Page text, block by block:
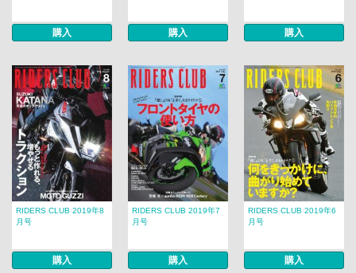
購入 購入 購入
RIDERS CLUB 2019年8
月号
購入
RIDERS CLUB 2019年7
月号
購入
RIDERS CLUB 2019年6
月号
購入